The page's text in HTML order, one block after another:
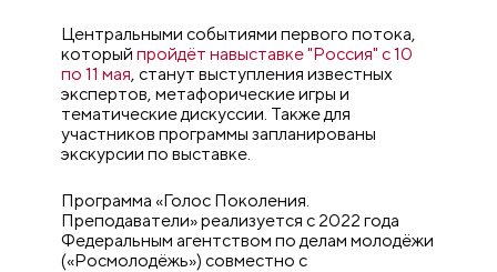
Центральными событиями первого потока,
который пройдёт навыставке "Россия" с 10
по 11 мая, станут выступления известных
экспертов, метафорические игры и
тематические дискуссии. Также для
участников программы запланированы
экскурсии по выставке.
Программа «Голос Поколения.
Преподаватели» реализуется с 2022 года
Федеральным агентством по делам молодёжи
(«Росмолодёжь») совместно с